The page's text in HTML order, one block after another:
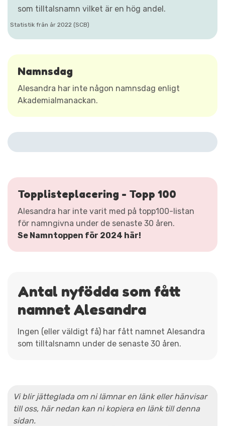
som tilltalsnamn vilket är en hög andel.
Statistik från år 2022 (SCB)
Namnsdag
Alesandra har inte någon namnsdag enligt
Akademialmanackan.
Topplisteplacering - Topp 100
Alesandra har inte varit med på topp100-listan
för namngivna under de senaste 30 åren.
Se Namntoppen för 2024 här!
Antal nyfödda som fått
namnet Alesandra
Ingen (eller väldigt få) har fått namnet Alesandra
som tilltalsnamn under de senaste 30 åren.
Vi blir jätteglada om ni lämnar en länk eller hänvisar
till oss, här nedan kan ni kopiera en länk till denna
sidan.